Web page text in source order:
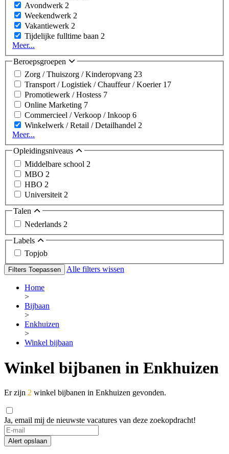
Avondwerk 2
Weekendwerk 2
Vakantiewerk 2
Tijdelijke fulltime baan 2
Meer...
Beroepsgroepen
Zorg / Thuiszorg / Kinderopvang 23
Transport / Logistiek / Chauffeur / Koerier 17
Promotiewerk / Hostess 7
Online Marketing 7
Commercieel / Verkoop / Inkoop 6
Winkelwerk / Retail / Detailhandel 2
Meer...
Opleidingsniveaus
Middelbare school 2
MBO 2
HBO 2
Universiteit 2
Talen
Nederlands 2
Labels
Topjob
Filters Toepassen Alle filters wissen
Home
>
Bijbaan
>
Enkhuizen
>
Winkel bijbaan
Winkel bijbanen in Enkhuizen
Er zijn 2 winkel bijbanen in Enkhuizen gevonden.
Ja, email mij de nieuwste vacatures van deze zoekopdracht!
Alert opslaan